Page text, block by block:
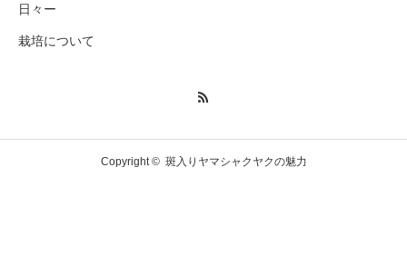
日々ー
栽培について
Copyright © 斑入りヤマシャクヤクの魅力